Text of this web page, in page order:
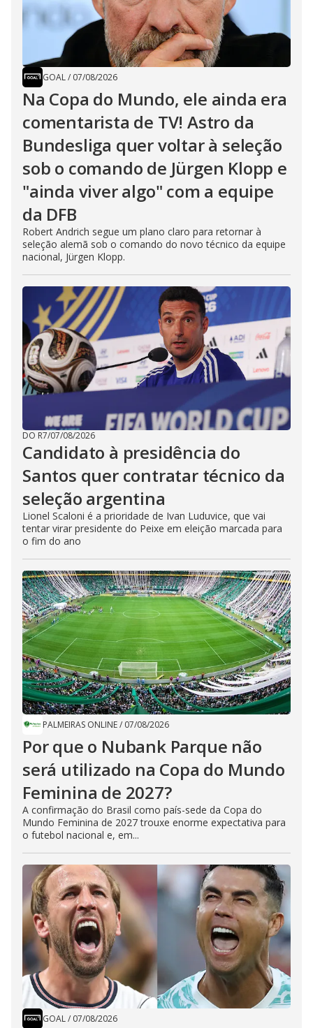
GOAL/ 07/08/2026
Na Copa do Mundo, ele ainda era
comentarista de TV! Astro da
Bundesliga quer voltar à seleção
sob o comando de Jürgen Klopp e
"ainda viver algo" com a equipe
da DFB
Robert Andrich segue um plano claro para retornar à
seleção alemã sob o comando do novo técnico da equipe
nacional, Jürgen Klopp.
DO R7/07/08/2026
Candidato à presidência do
Santos quer contratar técnico da
seleção argentina
Lionel Scaloni é a prioridade de Ivan Luduvice, que vai
tentar virar presidente do Peixe em eleição marcada para
o fim do ano
PALMEIRAS ONLINE/ 07/08/2026
Por que o Nubank Parque não
será utilizado na Copa do Mundo
Feminina de 2027?
A confirmação do Brasil como país-sede da Copa do
Mundo Feminina de 2027 trouxe enorme expectativa para
o futebol nacional e, em...
GOAL/ 07/08/2026